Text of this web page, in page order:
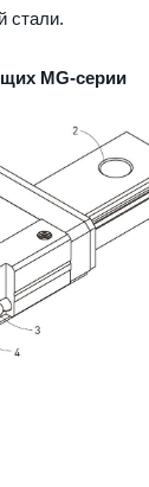
стали.
MG-серии